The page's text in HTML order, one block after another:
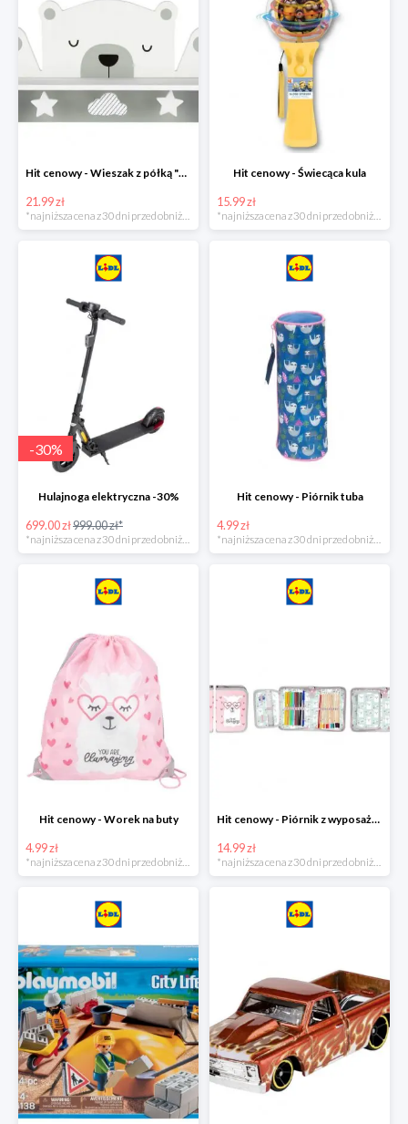
Hit cenowy - Wieszak z półką "Miś"
21.99 zł
*najniższa cena z 30 dni przed obniżką
Hit cenowy - Świecąca kula
15.99 zł
*najniższa cena z 30 dni przed obniżką
-30%
Hulajnoga elektryczna -30%
699.00 zł999.00 zł*
Hit cenowy - Piórnik tuba
4.99 zł
Hit cenowy - Worek na buty
4.99 zł
Hit cenowy - Piórnik z wyposażeniem
14.99 zł